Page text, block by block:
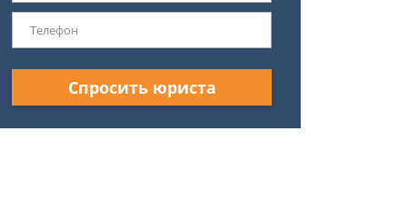
Спросить юриста